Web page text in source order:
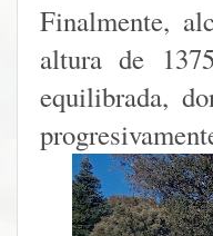
Finalmente,
altura de
equilibrada,